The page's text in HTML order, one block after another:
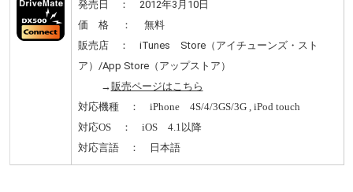
発売日 ： 2012年3月10日
価 格 ： 無料
販売店 ： iTunes Store（アイチューンズ・スト
ア）/App Store（アップストア）
→販売ページはこちら
対応機種 ： iPhone 4S/4/3GS/3G , iPod touch
対応OS ： iOS 4.1以降
対応言語 ： 日本語